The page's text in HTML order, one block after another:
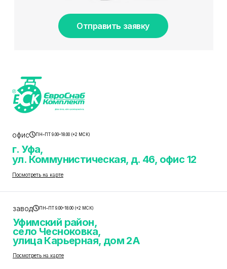
Отправить заявку
офис ПН–ПТ 9.00–18.00 (+2 МСК)
г. Уфа,
ул. Коммунистическая, д. 46, офис 12
Посмотреть на карте
завод ПН–ПТ 9.00–18.00 (+2 МСК)
Уфимский район,
село Чесноковка,
улица Карьерная, дом 2А
Посмотреть на карте